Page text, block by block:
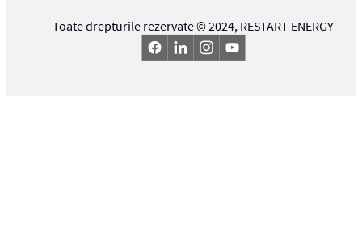
Toate drepturile rezervate © 2024, RESTART ENERGY